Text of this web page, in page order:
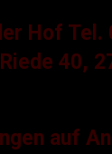
Hof
40,
auf